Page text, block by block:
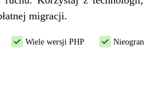
migracji.
Wiele wersji PHP